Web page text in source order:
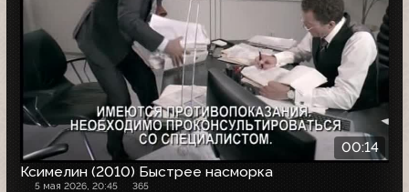
00:14
Ксимелин (2010) Быстрее насморка
5 мая 2026, 20:45 365